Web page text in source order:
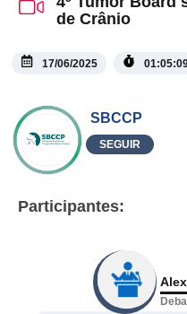
de Crânio
17/06/2025
SBCCP
SEGUIR
Participantes: